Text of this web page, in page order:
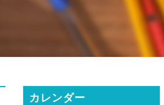
カレンダー